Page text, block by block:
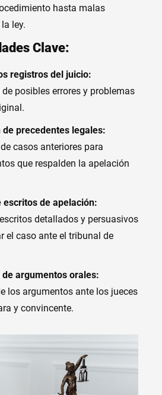
hasta malas
ley.
Clave:
registros del juicio:
posibles errores y problemas
precedentes legales:
casos anteriores para
que respalden la apelación
escritos de apelación:
detallados y persuasivos
el caso ante el tribunal de
argumentos orales:
los argumentos ante los jueces
y convincente.